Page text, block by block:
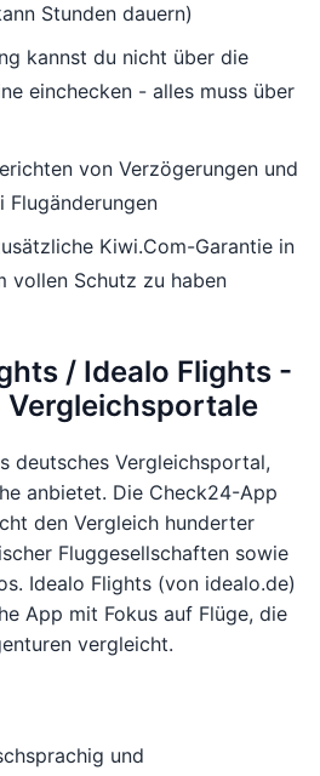
Stunden dauern)
kannst du nicht über die
einchecken - alles muss über
von Verzögerungen und
Flugänderungen
Kiwi.Com-Garantie in
vollen Schutz zu haben
/ Idealo Flights -
Vergleichsportale
deutsches Vergleichsportal,
anbietet. Die Check24-App
den Vergleich hunderter
Fluggesellschaften sowie
Idealo Flights (von idealo.de)
App mit Fokus auf Flüge, die
vergleicht.
und